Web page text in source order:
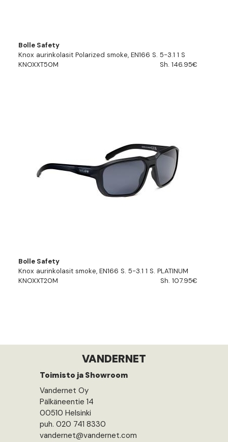
Bolle Safety
Knox aurinkolasit Polarized smoke, EN166 S. 5-3.1 1 S
KNOXXT50M
Sh. 146.95€
Bolle Safety
Knox aurinkolasit smoke, EN166 S. 5-3.1 1 S. PLATINUM
KNOXXT20M
Sh. 107.95€
VANDERNET
Toimisto ja Showroom
Vandernet Oy
Pälkäneentie 14
00510 Helsinki
puh. 020 741 8330
vandernet@vandernet.com